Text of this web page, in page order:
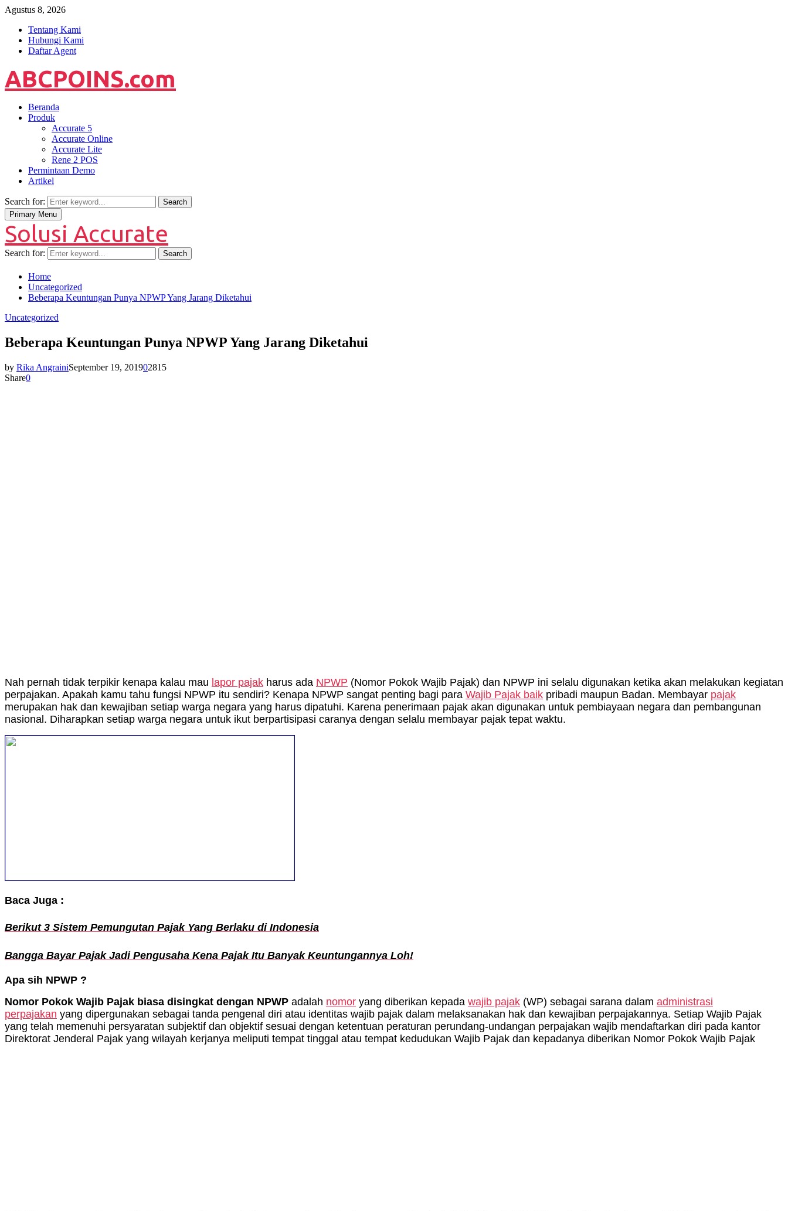
Agustus 8, 2026
Tentang Kami
Hubungi Kami
Daftar Agent
ABCPOINS.com
Beranda
Produk
Accurate 5
Accurate Online
Accurate Lite
Rene 2 POS
Permintaan Demo
Artikel
Search for:
Search
Primary Menu
Solusi Accurate
Search for: Search
Home
Uncategorized
Beberapa Keuntungan Punya NPWP Yang Jarang Diketahui
Uncategorized
Beberapa Keuntungan Punya NPWP Yang Jarang Diketahui
by Rika AngrainiSeptember 19, 201902815
Share0
Nah pernah tidak terpikir kenapa kalau mau lapor pajak harus ada NPWP (Nomor Pokok Wajib Pajak) dan NPWP ini selalu digunakan ketika akan melakukan kegiatan
perpajakan. Apakah kamu tahu fungsi NPWP itu sendiri? Kenapa NPWP sangat penting bagi para Wajib Pajak baik pribadi maupun Badan. Membayar pajak
merupakan hak dan kewajiban setiap warga negara yang harus dipatuhi. Karena penerimaan pajak akan digunakan untuk pembiayaan negara dan pembangunan
nasional. Diharapkan setiap warga negara untuk ikut berpartisipasi caranya dengan selalu membayar pajak tepat waktu.
Baca Juga :
Berikut 3 Sistem Pemungutan Pajak Yang Berlaku di Indonesia
Bangga Bayar Pajak Jadi Pengusaha Kena Pajak Itu Banyak Keuntungannya Loh!
Apa sih NPWP ?
Nomor Pokok Wajib Pajak biasa disingkat dengan NPWP adalah nomor yang diberikan kepada wajib pajak (WP) sebagai sarana dalam administrasi
perpajakan yang dipergunakan sebagai tanda pengenal diri atau identitas wajib pajak dalam melaksanakan hak dan kewajiban perpajakannya. Setiap Wajib Pajak
yang telah memenuhi persyaratan subjektif dan objektif sesuai dengan ketentuan peraturan perundang-undangan perpajakan wajib mendaftarkan diri pada kantor
Direktorat Jenderal Pajak yang wilayah kerjanya meliputi tempat tinggal atau tempat kedudukan Wajib Pajak dan kepadanya diberikan Nomor Pokok Wajib Pajak